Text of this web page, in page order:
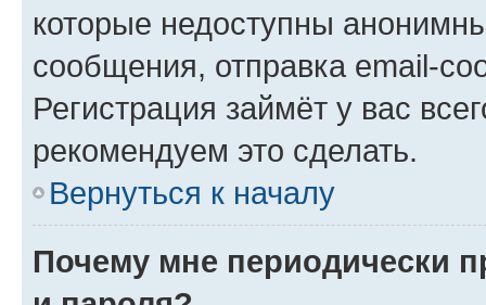
которые недоступны
сообщения, отправка email-
Регистрация займёт у вас
рекомендуем это сделать.
Вернуться к началу
Почему мне периодически